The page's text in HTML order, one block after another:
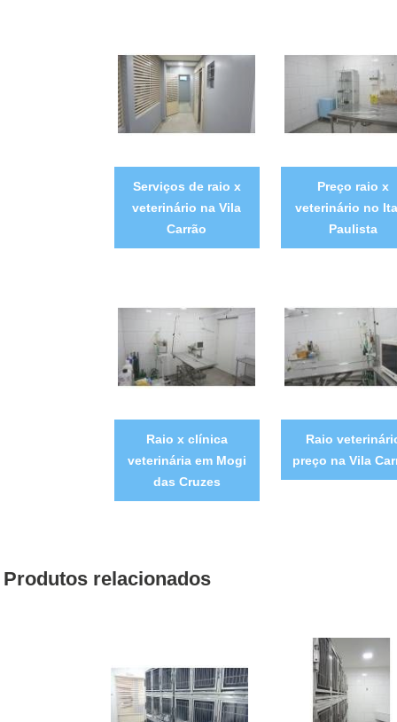
Serviços de raio x
veterinário na Vila
Carrão
Preço raio x
veterinário no
Paulista
Raio x clínica
veterinária em Mogi
das Cruzes
Raio
preço na Vila
Produtos relacionados